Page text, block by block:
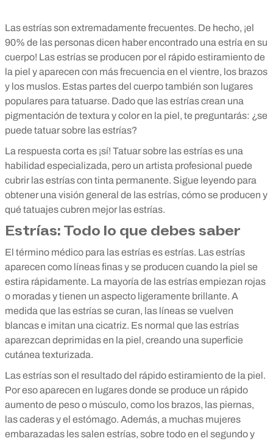
Las estrías son extremadamente frecuentes. De hecho, ¡el
90% de las personas dicen haber encontrado una estría en su
cuerpo! Las estrías se producen por el rápido estiramiento de
la piel y aparecen con más frecuencia en el vientre, los brazos
y los muslos. Estas partes del cuerpo también son lugares
populares para tatuarse. Dado que las estrías crean una
pigmentación de textura y color en la piel, te preguntarás: ¿se
puede tatuar sobre las estrías?
La respuesta corta es ¡sí! Tatuar sobre las estrías es una
habilidad especializada, pero un artista profesional puede
cubrir las estrías con tinta permanente. Sigue leyendo para
obtener una visión general de las estrías, cómo se producen y
qué tatuajes cubren mejor las estrías.
Estrías: Todo lo que debes saber
El término médico para las estrías es estrías. Las estrías
aparecen como líneas finas y se producen cuando la piel se
estira rápidamente. La mayoría de las estrías empiezan rojas
o moradas y tienen un aspecto ligeramente brillante. A
medida que las estrías se curan, las líneas se vuelven
blancas e imitan una cicatriz. Es normal que las estrías
aparezcan deprimidas en la piel, creando una superficie
cutánea texturizada.
Las estrías son el resultado del rápido estiramiento de la piel.
Por eso aparecen en lugares donde se produce un rápido
aumento de peso o músculo, como los brazos, las piernas,
las caderas y el estómago. Además, a muchas mujeres
embarazadas les salen estrías, sobre todo en el segundo y